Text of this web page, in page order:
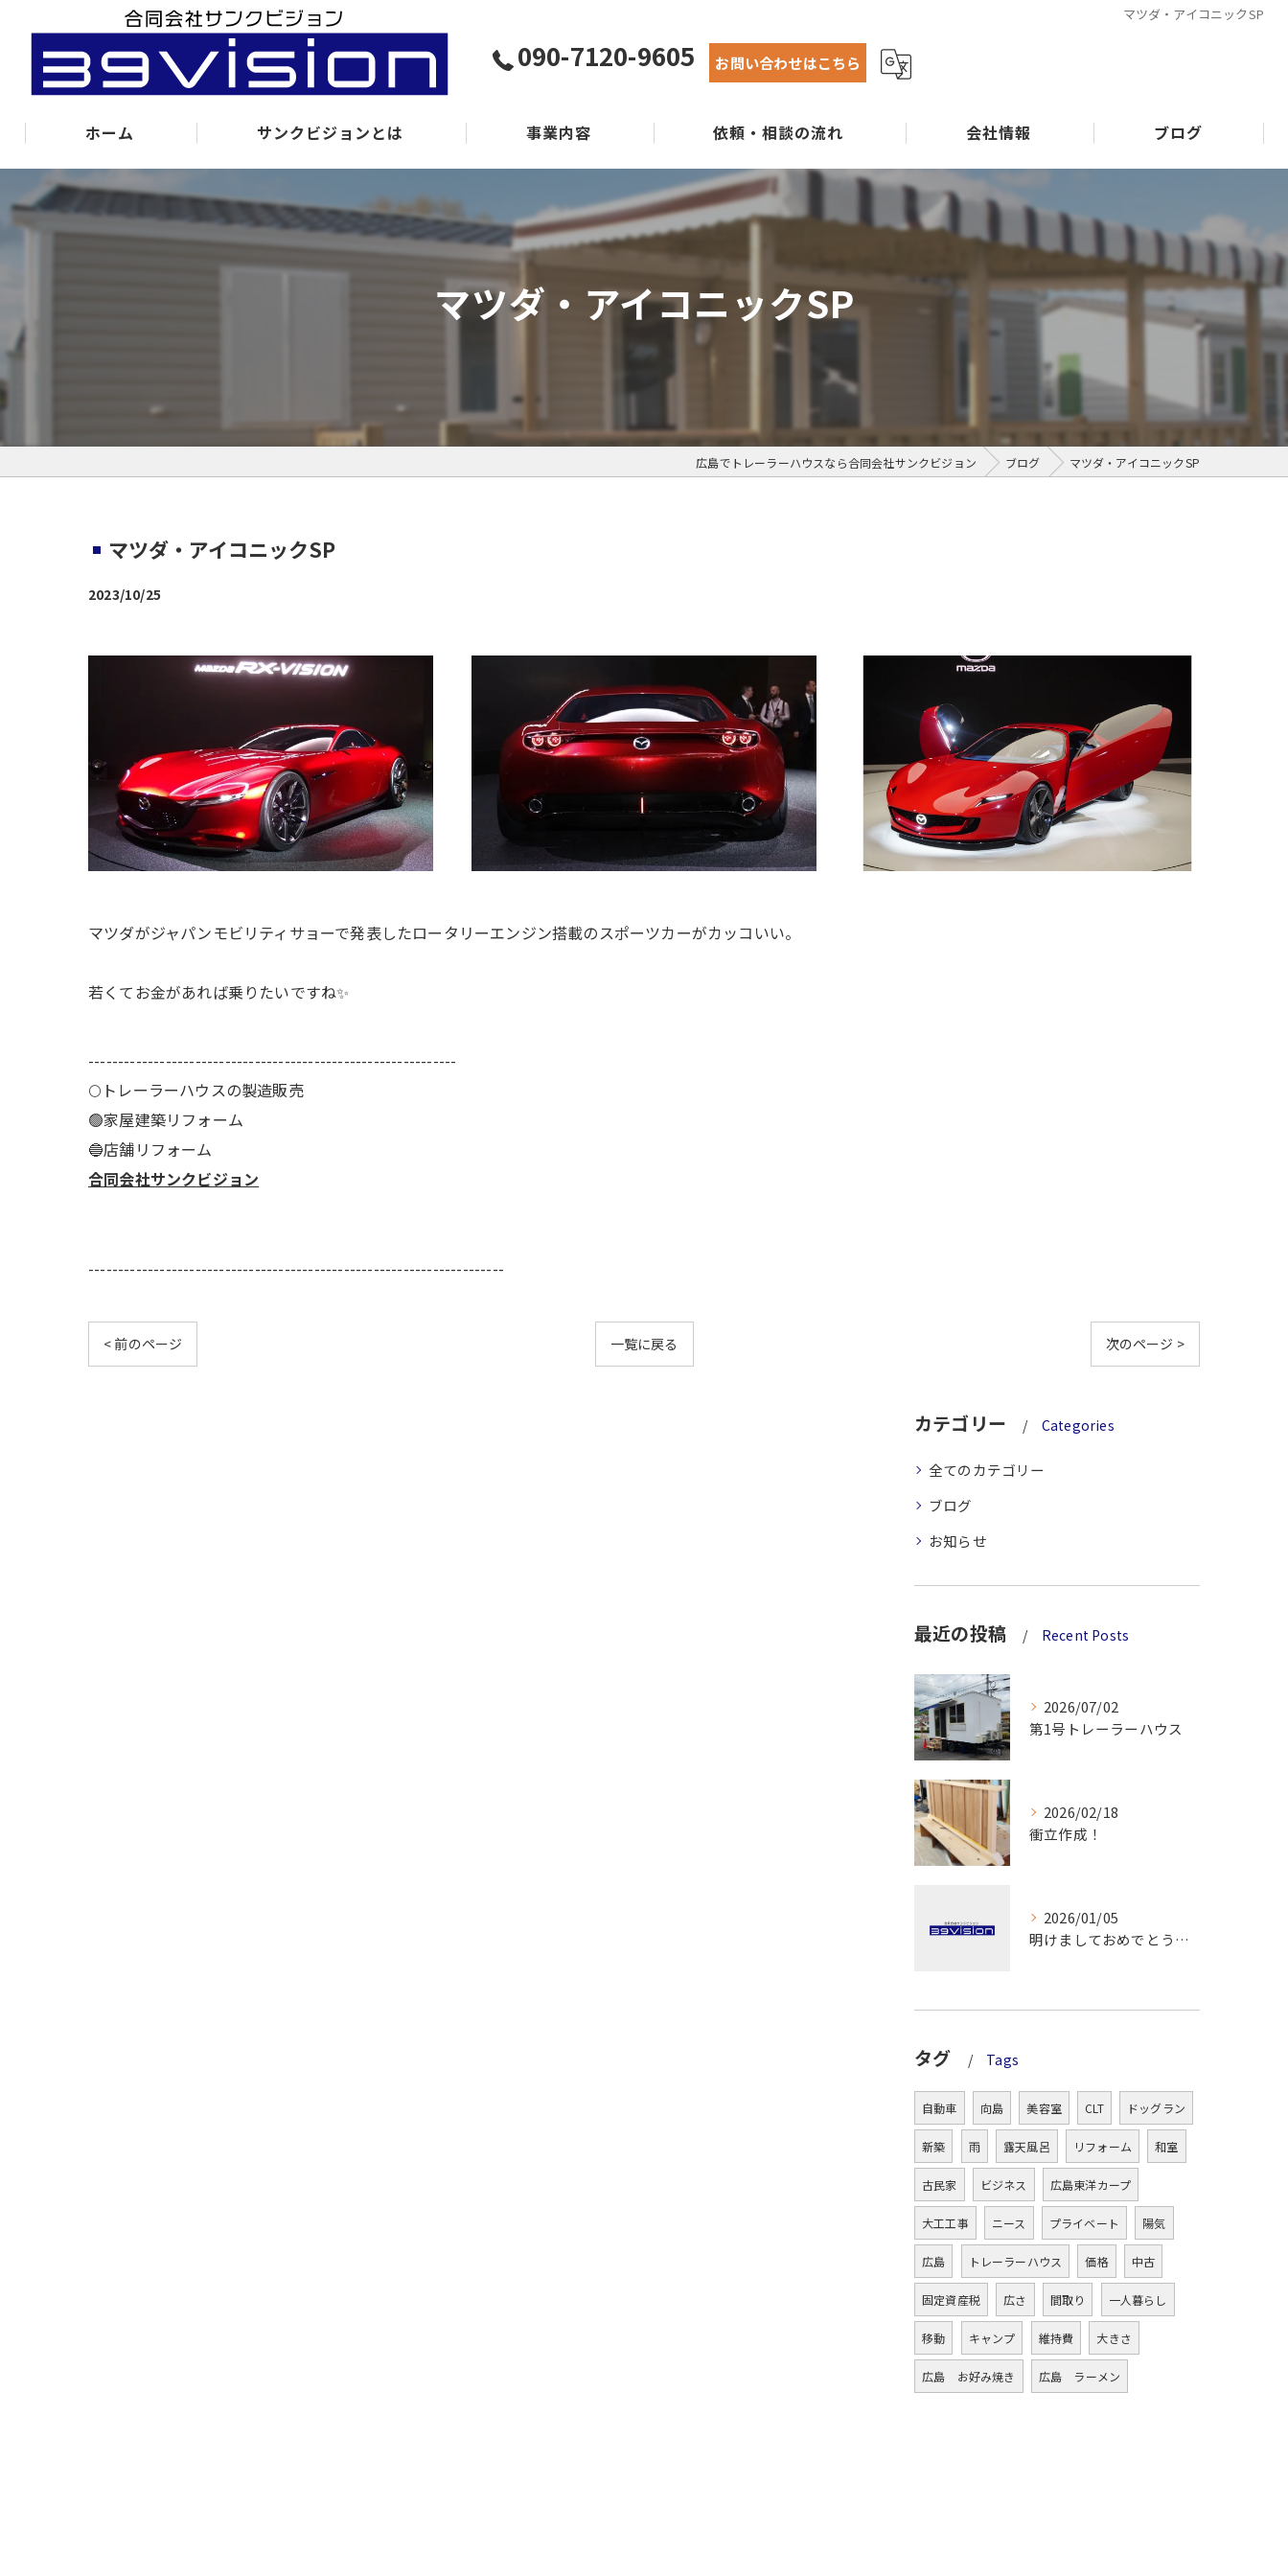
マツダ・アイコニックSP
090-7120-9605 お問い合わせはこちら
ホーム サンクビジョンとは 事業内容
よくある質問
依頼・相談の流れ 会社情報 ブログ
マツダ・アイコニックSP
広島でトレーラーハウスなら合同会社サンクビジョン ブログ マツダ・アイコニックSP
マツダ・アイコニックSP
2023/10/25
マツダがジャパンモビリティサョーで発表したロータリーエンジン搭載のスポーツカーがカッコいい。
若くてお金があれば乗りたいですね✨
--------------------------------------------------------------
🌕️トレーラーハウスの製造販売
🟢家屋建築リフォーム
🔵店舗リフォーム
合同会社サンクビジョン
----------------------------------------------------------------------
< 前のページ 一覧に戻る 次のページ >
カテゴリー Categories
全てのカテゴリー
ブログ
お知らせ
最近の投稿 Recent Posts
2026/07/02
第1号トレーラーハウス
2026/02/18
衝立作成！
2026/01/05
明けましておめでとうございます！
タグ Tags
自動車 向島 美容室 CLT ドッグラン
新築 雨 露天風呂 リフォーム 和室
古民家 ビジネス 広島東洋カープ
大工工事 ニース プライベート 陽気
広島 トレーラーハウス 価格 中古
固定資産税 広さ 間取り 一人暮らし
移動 キャンプ 維持費 大きさ
広島 お好み焼き 広島 ラーメン